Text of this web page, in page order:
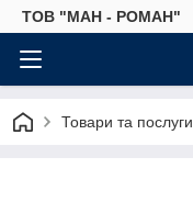
ТОВ "МАН - РОМАН"
Товари та послуги